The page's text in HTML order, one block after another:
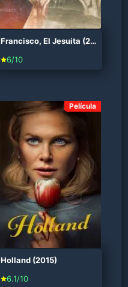
Francisco, El Jesuita (2015)
6/10
Película
Holland (2015)
6.1/10